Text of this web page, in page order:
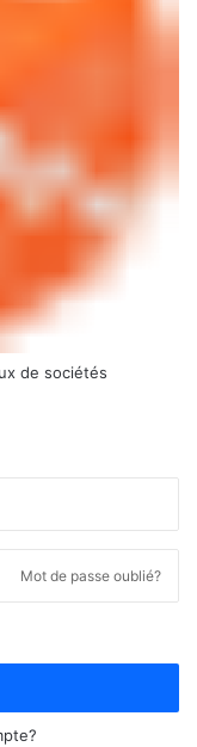
de sociétés
Mot de passe oublié?